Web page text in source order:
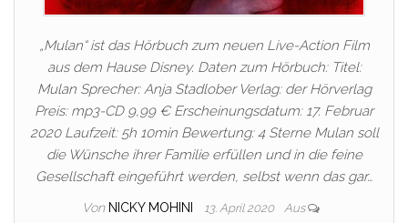
„Mulan“ ist das Hörbuch zum neuen Live-Action Film
aus dem Hause Disney. Daten zum Hörbuch: Titel:
Mulan Sprecher: Anja Stadlober Verlag: der Hörverlag
Preis: mp3-CD 9,99 € Erscheinungsdatum: 17. Februar
2020 Laufzeit: 5h 10min Bewertung: 4 Sterne Mulan soll
die Wünsche ihrer Familie erfüllen und in die feine
Gesellschaft eingeführt werden, selbst wenn das gar…
Von NICKY MOHINI 13. April 2020 Aus